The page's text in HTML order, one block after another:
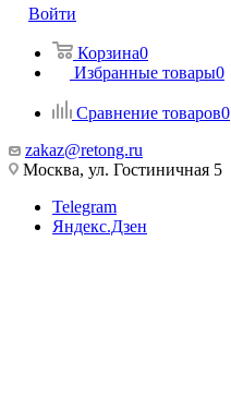
Войти
Корзина0
Избранные товары0
Сравнение товаров0
zakaz@retong.ru
Москва, ул. Гостиничная 5
Telegram
Яндекс.Дзен